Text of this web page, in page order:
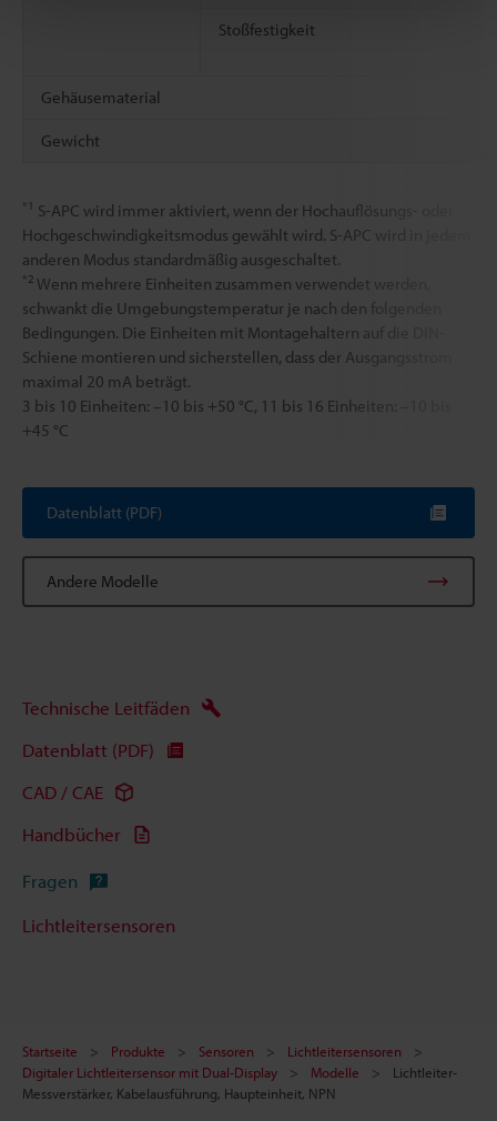
Stoßfestigkeit
Gehäusematerial
Gewicht
*1 S-APC wird immer aktiviert, wenn der Hochauflösungs- oder
Hochgeschwindigkeitsmodus gewählt wird. S-APC wird in jedem
anderen Modus standardmäßig ausgeschaltet.
*2 Wenn mehrere Einheiten zusammen verwendet werden,
schwankt die Umgebungstemperatur je nach den folgenden
Bedingungen. Die Einheiten mit Montagehaltern auf die DIN-
Schiene montieren und sicherstellen, dass der Ausgangsstrom
maximal 20 mA beträgt.
3 bis 10 Einheiten: –10 bis +50 °C, 11 bis 16 Einheiten: –10 bis
+45 °C
Datenblatt (PDF)
Andere Modelle
Technische Leitfäden
Datenblatt (PDF)
CAD / CAE
Handbücher
Fragen
Lichtleitersensoren
Startseite Produkte Sensoren
Lichtleitersensoren
Digitaler Lichtleitersensor mit Dual-Display
Modelle
Lichtleiter-
Messverstärker, Kabelausführung, Haupteinheit, NPN